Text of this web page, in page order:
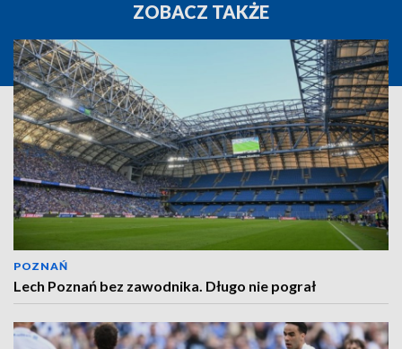
ZOBACZ TAKŻE
POZNAŃ
Lech Poznań bez zawodnika. Długo nie pograł